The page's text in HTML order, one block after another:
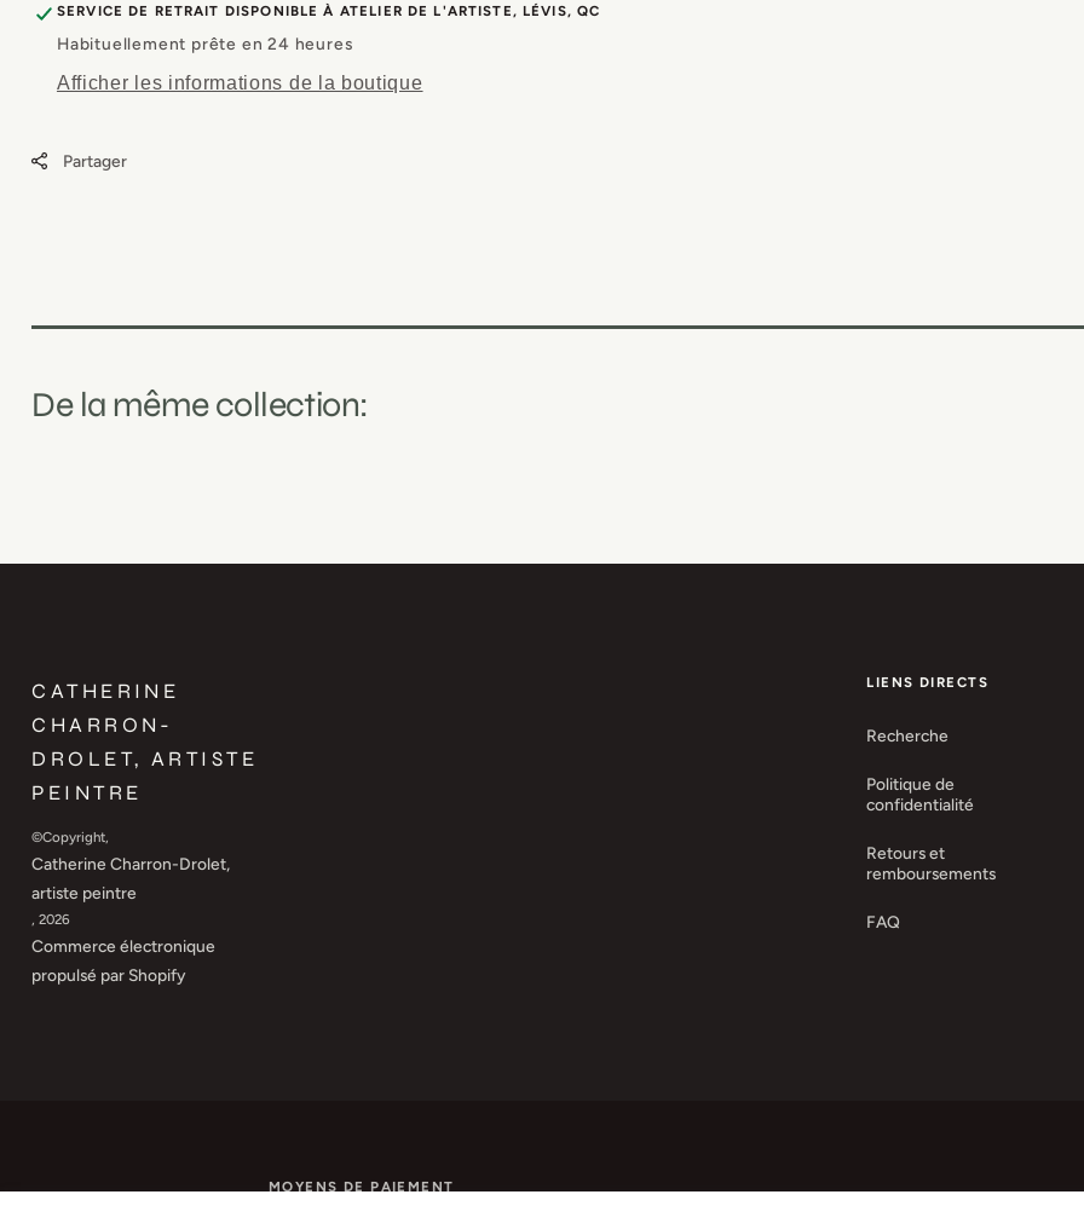
Techniques
mixtes
et
mixtes
et
SERVICE DE RETRAIT DISPONIBLE À ATELIER DE L'ARTISTE, LÉVIS, QC
Habituellement prête en 24 heures
Afficher les informations de la boutique
Partager
De la même collection:
CATHERINE
CHARRON-
DROLET, ARTISTE
PEINTRE
©Copyright,
Catherine Charron-Drolet,
artiste peintre
, 2026
Commerce électronique
propulsé par Shopify
LIENS DIRECTS
Recherche
Politique de
confidentialité
Retours et
remboursements
FAQ
MOYENS DE PAIEMENT